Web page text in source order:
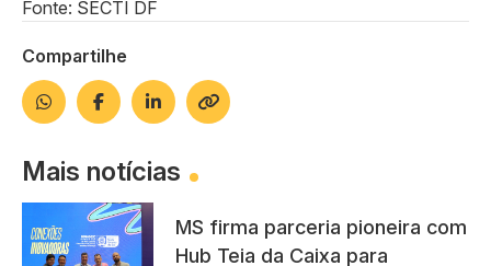
Fonte: SECTI DF
Compartilhe
Mais notícias
MS firma parceria pioneira com
Hub Teia da Caixa para